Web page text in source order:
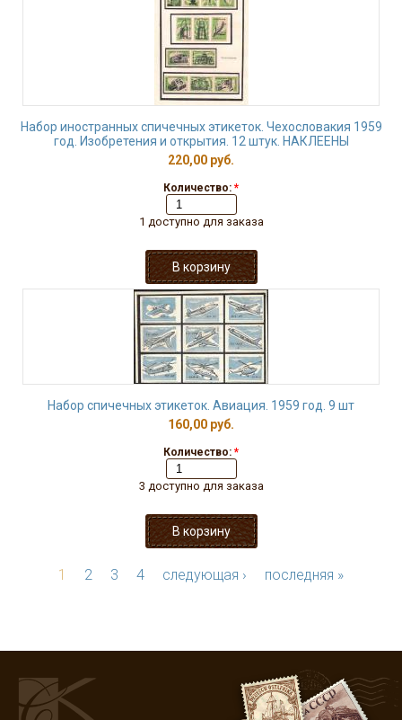
Набор иностранных спичечных этикеток. Чехословакия 1959
год. Изобретения и открытия. 12 штук. НАКЛЕЕНЫ
220,00 руб.
Количество: *
1 доступно для заказа
Набор спичечных этикеток. Авиация. 1959 год. 9 шт
160,00 руб.
Количество: *
3 доступно для заказа
1 2 3 4 следующая › последняя »